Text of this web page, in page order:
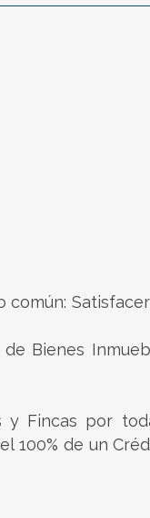
Bienes
y Fincas por
100% de un